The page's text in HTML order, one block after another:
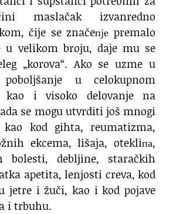
maslačak izvanredno
čije se značeпје premalo
u velikom broju, daje mu se
„korova“. Ako se uzme u
u celokupnom
kao i visoko delovanje na
se mogu utvrditi još mnogi
kao kod gihta, reumatizma,
ekcema, lišaja, otekliпа,
bolesti, debljine, staračkih
apetita, lenjosti creva, kod
jetre i žuči, kao i kod pojave
i trbuhu.